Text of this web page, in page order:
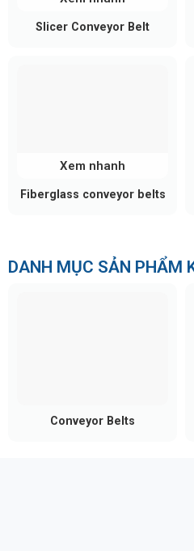
Slicer Conveyor Belt
Fiberglass conveyor belts
Xem nhanh
DANH MỤC SẢN PHẨM
Conveyor Belts